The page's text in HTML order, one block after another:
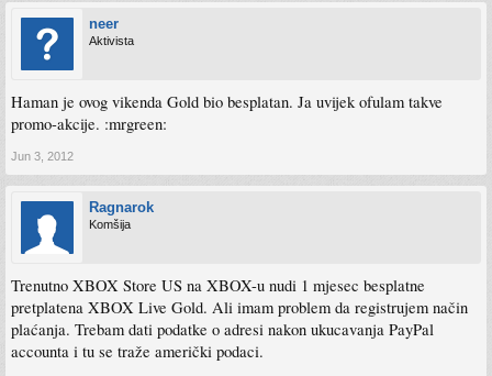
neer
Aktivista
Haman je ovog vikenda Gold bio besplatan. Ja uvijek ofulam takve
promo-akcije. :mrgreen:
Jun 3, 2012
Ragnarok
Komšija
Trenutno XBOX Store US na XBOX-u nudi 1 mjesec besplatne
pretplatena XBOX Live Gold. Ali imam problem da registrujem način
plaćanja. Trebam dati podatke o adresi nakon ukucavanja PayPal
accounta i tu se traže američki podaci.